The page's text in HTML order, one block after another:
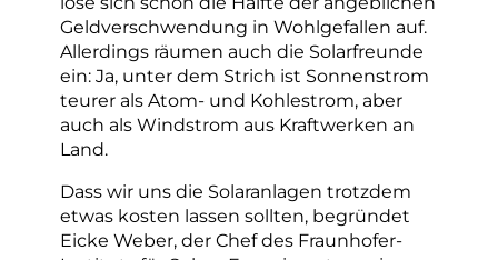
Geldverschwendung in Wohlgefallen auf.
Allerdings räumen auch die Solarfreunde
ein: Ja, unter dem Strich ist Sonnenstrom
teurer als Atom- und Kohlestrom, aber
auch als Windstrom aus Kraftwerken an
Land.
Dass wir uns die Solaranlagen trotzdem
etwas kosten lassen sollten, begründet
Eicke Weber, der Chef des Fraunhofer-